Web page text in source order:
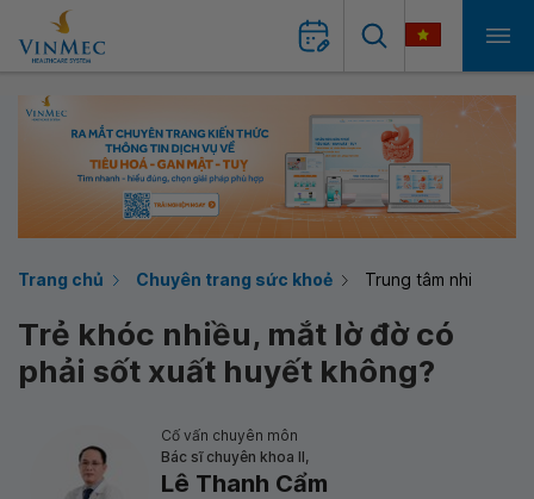
Trang chủ Chuyên trang sức khoẻ Trung tâm nhi
Trẻ khóc nhiều, mắt lờ đờ có
phải sốt xuất huyết không?
Cố vấn chuyên môn
Bác sĩ chuyên khoa II,
Lê Thanh Cẩm